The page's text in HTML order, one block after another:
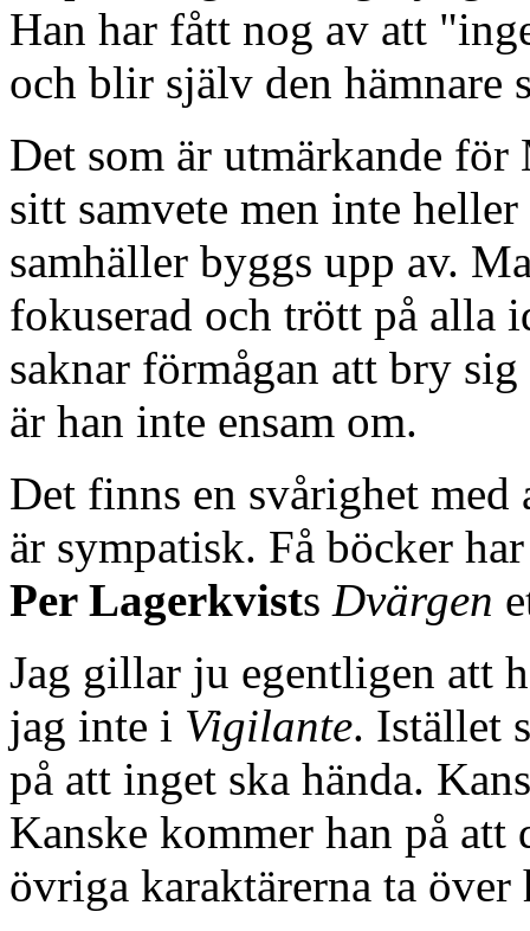
Han har fått nog av att
och blir själv den hämnare
Det som är utmärkande
sitt samvete men inte
samhäller byggs upp av.
fokuserad och trött på alla
saknar förmågan att bry
är han inte ensam om.
Det finns en svårighet
är sympatisk. Få böcker
Per Lagerkvists Dvärgen
Jag gillar ju egentligen att
jag inte i Vigilante. Istället
på att inget ska hända.
Kanske kommer han på att
övriga karaktärerna ta